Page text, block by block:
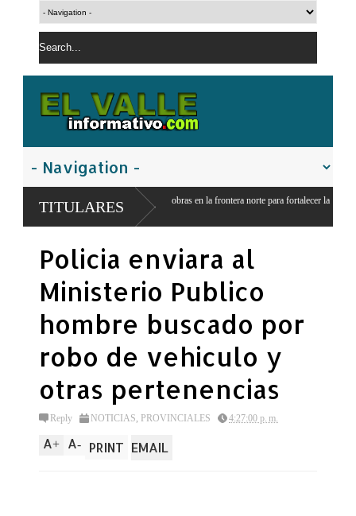
TITULARES
construcción de obras en la frontera norte para fortalecer la
Policia enviara al
Ministerio Publico
hombre buscado por
robo de vehiculo y
otras pertenencias
Reply NOTICIAS, PROVINCIALES 4:27:00 p. m.
A+ A- PRINT EMAIL